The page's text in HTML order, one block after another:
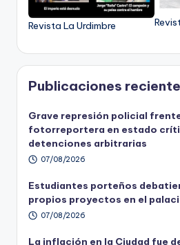
Revista La Urdimbre
Publicaciones
Grave represión policial
fotorreportera en estado
detenciones arbitrarias
07/08/2026
Estudiantes porteños
propios proyectos en el
07/08/2026
La inflación en la Ciudad fue